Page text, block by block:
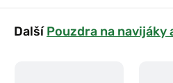
DalšíPouzdra na navijáky